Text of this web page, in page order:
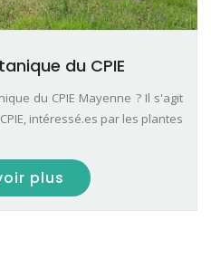
du CPIE
du CPIE Mayenne ? Il s'agit
intéressé.es par les plantes
plus